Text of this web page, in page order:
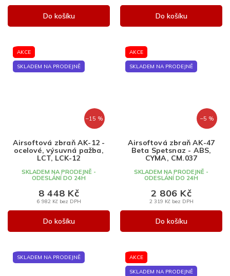
Do košíku Do košíku
AKCE
SKLADEM NA PRODEJNĚ
–15 %
Airsoftová zbraň AK-12 -
ocelové, výsuvná pažba,
LCT, LCK-12
SKLADEM NA PRODEJNĚ -
ODESLÁNÍ DO 24H
6 982 Kč bez DPH
8 448 Kč
Do košíku
AKCE
SKLADEM NA PRODEJNĚ
–5 %
Airsoftová zbraň AK-47
Beta Spetsnaz - ABS,
CYMA, CM.037
SKLADEM NA PRODEJNĚ -
ODESLÁNÍ DO 24H
2 319 Kč bez DPH
2 806 Kč
Do košíku
SKLADEM NA PRODEJNĚ AKCE
SKLADEM NA PRODEJNĚ